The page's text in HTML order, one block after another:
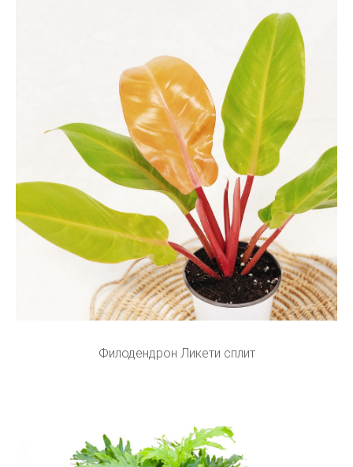
Филодендрон Ликети сплит